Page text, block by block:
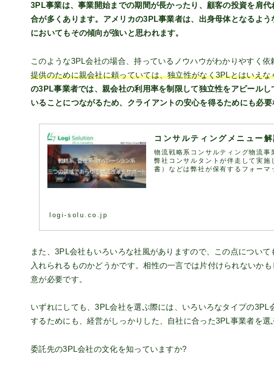
3PL事業は、事業開始までの期間が長かったり、顧客の投資を肩
合が多くあります。アメリカの3PL事業者は、出身母体となるよ
においてもその傾向が強いと思われます。
このような3PL会社の場合、持っているノウハウがわかりやすく依
提供のために親会社に頼っていては、独立性がなく3PLとはいえな
の3PL事業者では、親会社の利用率を制限して独立性をアピール
いることにつながるため、クライアントの安心を得るためにも必
コンサルティングメニュー解
物流戦略系コンサルティング物流
弊社コンサルタントが伴走して実
書）などは弊社が保有するフォーマ
logi-solu.co.jp
また、3PL会社もいろいろな社風がありますので、この点につい
入れられるものかどうかです。相性の一言では片付けられないか
意が必要です。
いずれにしても、3PL会社を選ぶ際には、いろいろなタイプの
するためにも、経営がしっかりした、自社に合った3PL事業者を選
委託先の3PL会社の文化を知っていますか?